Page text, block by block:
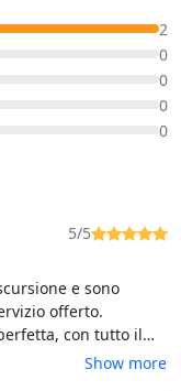
2
0
0
0
0
5/5
e sono
offerto.
con tutto il
e amichevole.Show more